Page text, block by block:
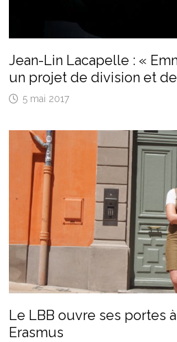
Jean-Lin Lacapelle : «
un projet de division et
5 mai 2017
Le LBB ouvre ses portes
Erasmus